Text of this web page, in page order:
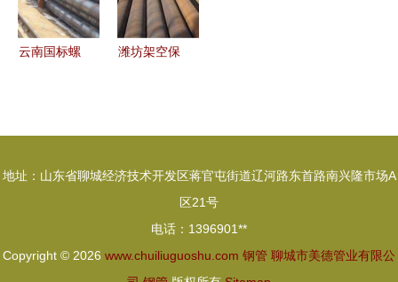
云南国标螺
潍坊架空保
地址：山东省聊城经济技术开发区蒋官屯街道辽河路东首路南兴隆市场A
区21号
电话：1396901**
Copyright © 2026 www.chuiliuguoshu.com 钢管 聊城市美德管业有限公